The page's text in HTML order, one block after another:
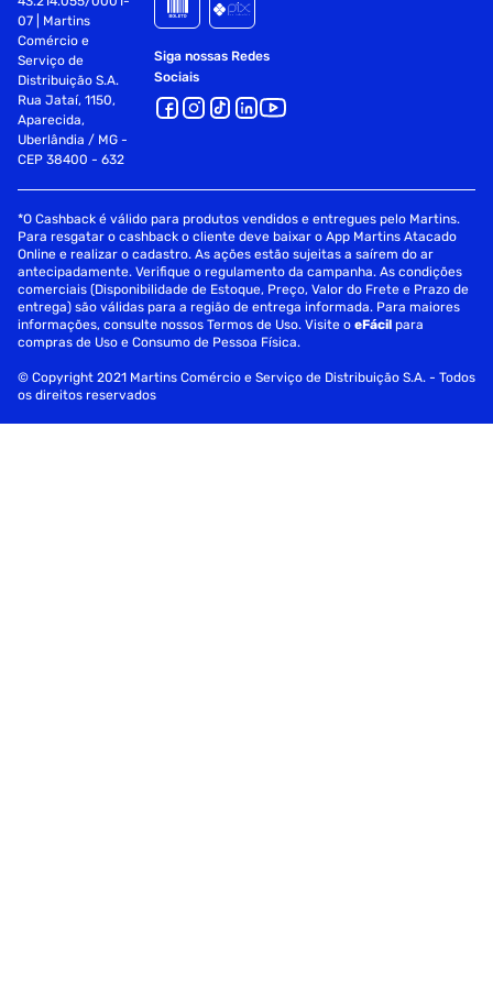
07 | Martins
Comércio e
Serviço de
Distribuição S.A.
Rua Jataí, 1150,
Aparecida,
Uberlândia / MG -
CEP 38400 - 632
Siga nossas Redes
Sociais
*O Cashback é válido para produtos vendidos e entregues pelo Martins.
Para resgatar o cashback o cliente deve baixar o App Martins Atacado
Online e realizar o cadastro. As ações estão sujeitas a saírem do ar
antecipadamente. Verifique o regulamento da campanha. As condições
comerciais (Disponibilidade de Estoque, Preço, Valor do Frete e Prazo de
entrega) são válidas para a região de entrega informada. Para maiores
informações, consulte nossos Termos de Uso. Visite oeFácil para
compras de Uso e Consumo de Pessoa Física.
© Copyright 2021 Martins Comércio e Serviço de Distribuição S.A. - Todos
os direitos reservados